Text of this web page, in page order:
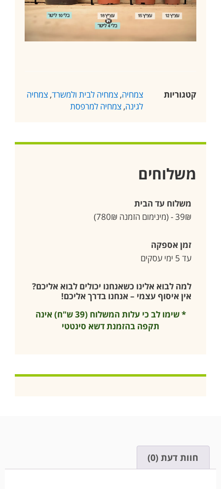
קטגוריות צמחיה, צמחיה לבית ולמשרד, צמחיה
לגינה, צמחיה למרפסת
משלוחים
משלוח עד הבית
39₪ - (מינימום הזמנה 780₪)
זמן אספקה
עד 5 ימי עסקים
למה לבוא אלינו כשאנחנו יכולים לבוא אליכם?
אין איסוף עצמי – אנחנו בדרך אליכם!
* שימו לב כי עלות המשלוח (39 ש"ח) אינה
תקפה בהזמנת דשא סינטטי
חוות דעת (0)